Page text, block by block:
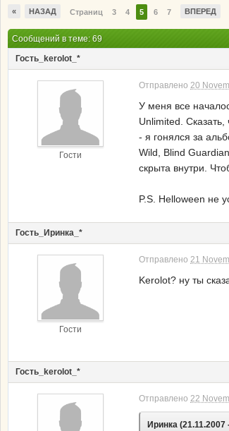
« НАЗАД Страниц 3 4 5 6 7 ВПЕРЕД
Сообщений в теме: 69
Гость_kerolot_*
Гости
Отправлено 20
У меня все
Unlimited.
- я гонялся за
Wild, Blind
скрыта внутри.
P.S. Helloween не
Гость_Иринка_*
Гости
Отправлено 21
Kerolot? ну ты
Гость_kerolot_*
Отправлено 22
Иринка